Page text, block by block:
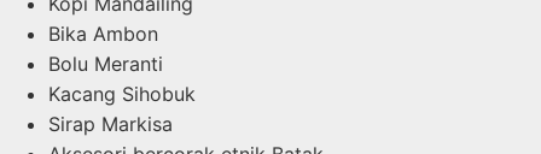
Bika Ambon
Bolu Meranti
Kacang Sihobuk
Sirap Markisa